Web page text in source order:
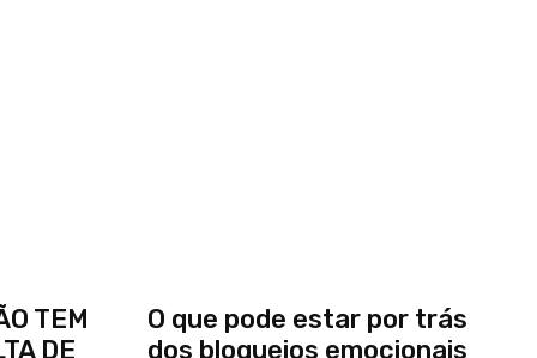
TEM
DE
O que pode estar por trás
dos bloqueios emocionais